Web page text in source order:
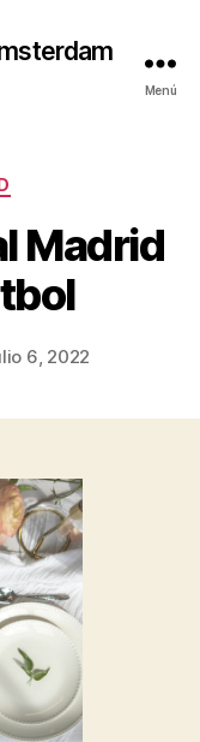
Menú
Madrid
6, 2022